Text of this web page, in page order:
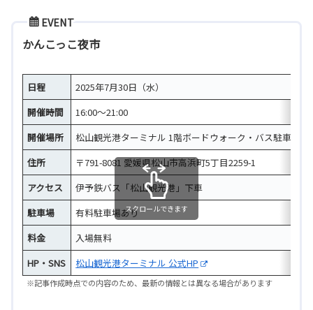
EVENT
かんこっこ夜市
日程
2025年7月30日（水）
開催時間
16:00～21:00
開催場所
松山観光港ターミナル 1階ボードウォーク・バス駐車場
住所
〒791-8081 愛媛県松山市高浜町5丁目2259-1
アクセス
伊予鉄バス「松山観光港」下車
駐車場
有料駐車場あり
料金
入場無料
HP・SNS
松山観光港ターミナル 公式HP
スクロールできます
※記事作成時点での内容のため、最新の情報とは異なる場合があります